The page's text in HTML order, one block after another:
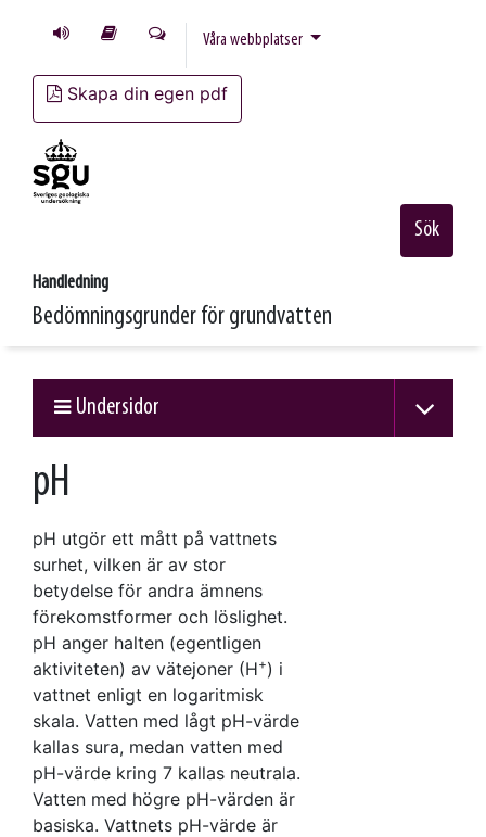
Våra webbplatser
Skapa din egen pdf
Handledning
Bedömningsgrunder för grundvatten
Sök
Undersidor
pH
pH utgör ett mått på vattnets
surhet, vilken är av stor
betydelse för andra ämnens
förekomstformer och löslighet.
pH anger halten (egentligen
aktiviteten) av vätejoner (H+) i
vattnet enligt en logaritmisk
skala. Vatten med lågt pH-värde
kallas sura, medan vatten med
pH-värde kring 7 kallas neutrala.
Vatten med högre pH-värden är
basiska. Vattnets pH-värde är